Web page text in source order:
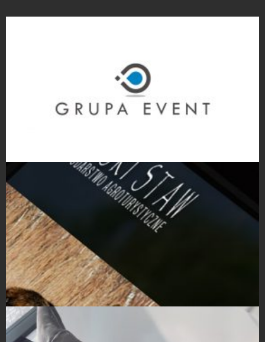
Projekty logo